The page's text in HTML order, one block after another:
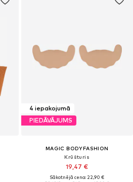
4 iepakojumā
PIEDĀVĀJUMS
MAGIC BODYFASHION
Krūšturis
19,47 €
Sākotnējā cena: 22,90 €